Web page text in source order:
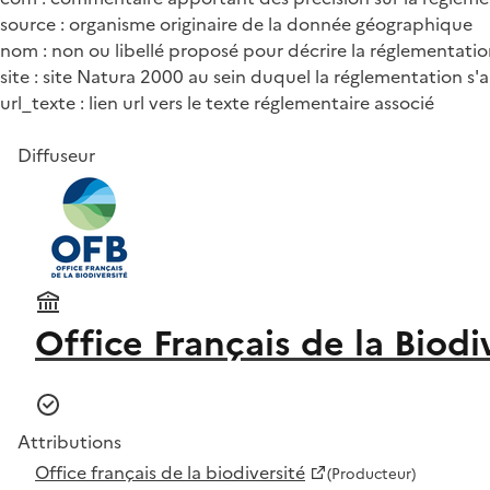
source : organisme originaire de la donnée géographique
nom : non ou libellé proposé pour décrire la
site : site Natura 2000 au sein duquel la réglementation
url_texte : lien url vers le texte réglementaire associé
Diffuseur
Office Français de la
Attributions
Office français de la biodiversité
(Producteur)